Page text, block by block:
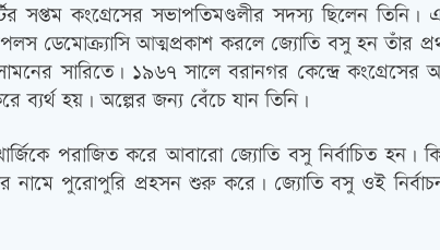
কংগ্রেসের সভাপতিমণ্ডলীর সদস্য ছিলেন তিনি। এই
ডেমোক্র্যাসি আত্মপ্রকাশ করলে জ্যোতি বসু হন তাঁর
সারিতে। ১৯৬৭ সালে বরানগর কেন্দ্রে কংগ্রেসের
ব্যর্থ হয়। অল্পের জন্য বেঁচে যান তিনি।
পরাজিত করে আবারো জ্যোতি বসু নির্বাচিত হন।
নামে পুরোপুরি প্রহসন শুরু করে। জ্যোতি বসু ওই